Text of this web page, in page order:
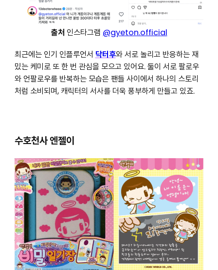
출처 인스타그램 @gyeton.official
최근에는 인기 인플루언서 닥터후와 서로 놀리고 반응하는 재
밌는 케미로 또 한 번 관심을 모으고 있어요. 둘이 서로 팔로우
와 언팔로우를 반복하는 모습은 팬들 사이에서 하나의 스토리
처럼 소비되며, 캐릭터의 서사를 더욱 풍부하게 만들고 있죠.
수호천사 엔젤이